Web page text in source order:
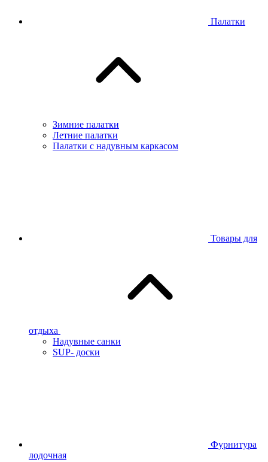
Палатки
Зимние палатки
Летние палатки
Палатки с надувным каркасом
Товары для
отдыха
Надувные санки
SUP- доски
Фурнитура
лодочная